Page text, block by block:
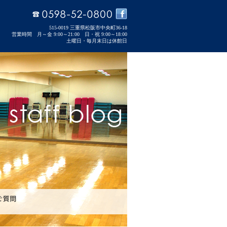
515-0019 三重県松阪市中央町36-18
営業時間 月～金 9:00～21:00 日・祝 9:00～18:00
土曜日・毎月末日は休館日